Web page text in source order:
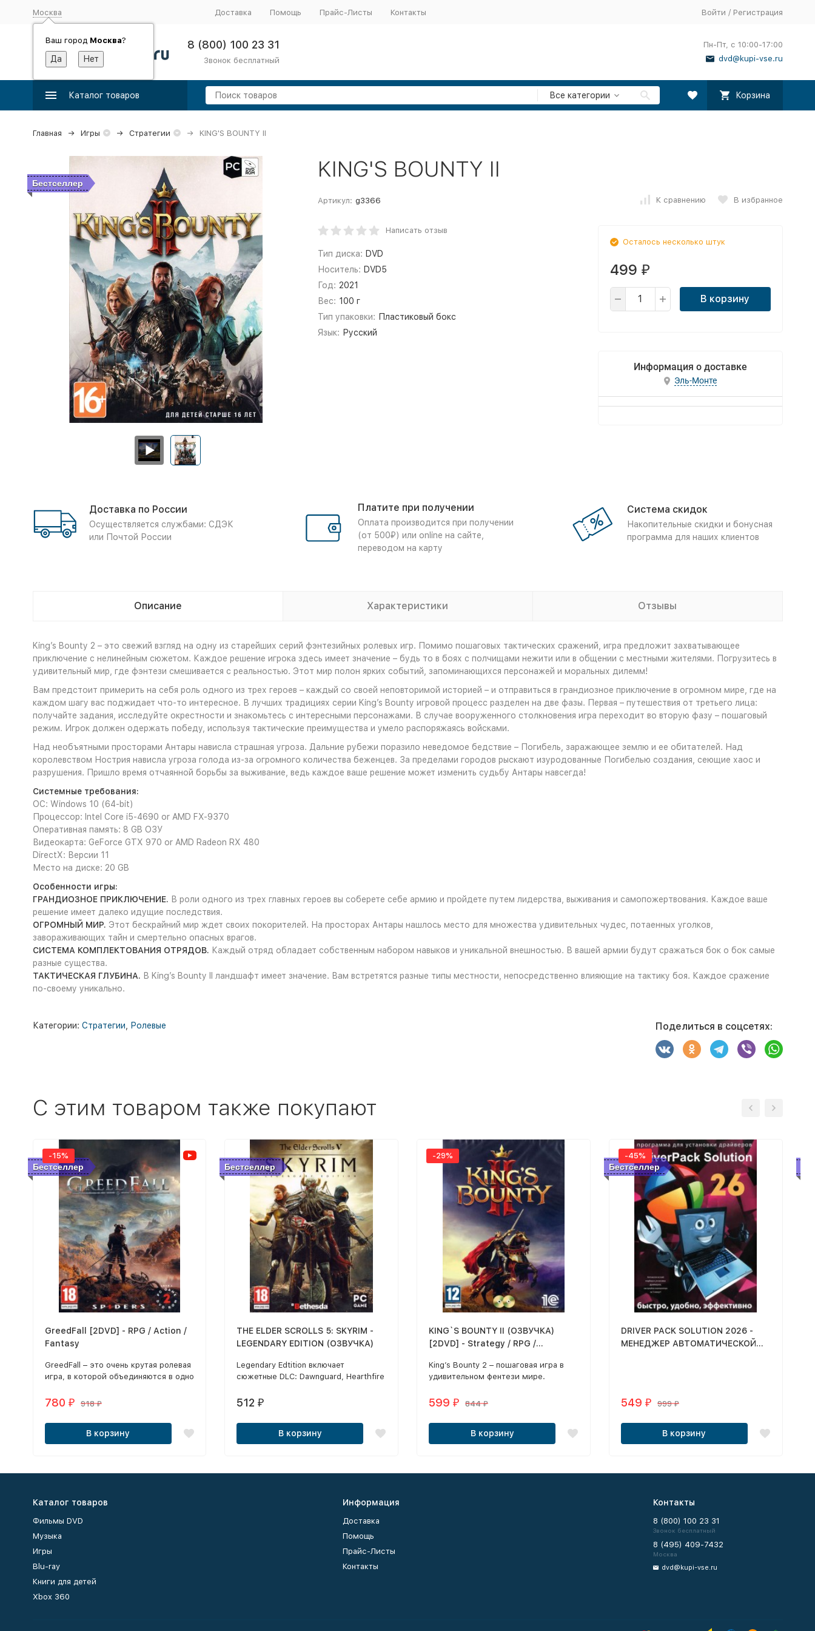
Москва
Ваш город Москва?
Доставка Помощь Прайс-Листы Контакты Войти / Регистрация
8 (800) 100 23 31
Звонок бесплатный
Пн-Пт, с 10:00-17:00
dvd@kupi-vse.ru
Каталог товаров Все категории Корзина
Главная Игры Стратегии KING'S BOUNTY II
Бестселлер
KING'S BOUNTY II
Артикул: g3366 К сравнению В избранное
Написать отзыв
Тип диска: DVD
Носитель: DVD5
Год: 2021
Вес: 100 г
Тип упаковки: Пластиковый бокс
Язык: Русский
Осталось несколько штук
499 ₽
В корзину
Информация о доставке
Эль-Монте
Доставка по России
Осуществляется службами: СДЭК
или Почтой России
Платите при получении
Оплата производится при получении
(от 500₽) или online на сайте,
переводом на карту
Система скидок
Накопительные скидки и бонусная
программа для наших клиентов
Описание Характеристики Отзывы
King’s Bounty 2 – это свежий взгляд на одну из старейших серий фэнтезийных ролевых игр. Помимо пошаговых тактических сражений, игра предложит захватывающее
приключение с нелинейным сюжетом. Каждое решение игрока здесь имеет значение – будь то в боях с полчищами нежити или в общении с местными жителями. Погрузитесь в
удивительный мир, где фэнтези смешивается с реальностью. Этот мир полон ярких событий, запоминающихся персонажей и моральных дилемм!
Вам предстоит примерить на себя роль одного из трех героев – каждый со своей неповторимой историей – и отправиться в грандиозное приключение в огромном мире, где на
каждом шагу вас поджидает что-то интересное. В лучших традициях серии King’s Bounty игровой процесс разделен на две фазы. Первая – путешествия от третьего лица:
получайте задания, исследуйте окрестности и знакомьтесь с интересными персонажами. В случае вооруженного столкновения игра переходит во вторую фазу – пошаговый
режим. Игрок должен одержать победу, используя тактические преимущества и умело распоряжаясь войсками.
Над необъятными просторами Антары нависла страшная угроза. Дальние рубежи поразило неведомое бедствие – Погибель, заражающее землю и ее обитателей. Над
королевством Нострия нависла угроза голода из-за огромного количества беженцев. За пределами городов рыскают изуродованные Погибелью создания, сеющие хаос и
разрушения. Пришло время отчаянной борьбы за выживание, ведь каждое ваше решение может изменить судьбу Антары навсегда!
Системные требования:
ОС: Windows 10 (64-bit)
Процессор: Intel Core i5-4690 or AMD FX-9370
Оперативная память: 8 GB ОЗУ
Видеокарта: GeForce GTX 970 or AMD Radeon RX 480
DirectX: Версии 11
Место на диске: 20 GB
Особенности игры:
ГРАНДИОЗНОЕ ПРИКЛЮЧЕНИЕ. В роли одного из трех главных героев вы соберете себе армию и пройдете путем лидерства, выживания и самопожертвования. Каждое ваше
решение имеет далеко идущие последствия.
ОГРОМНЫЙ МИР. Этот бескрайний мир ждет своих покорителей. На просторах Антары нашлось место для множества удивительных чудес, потаенных уголков,
завораживающих тайн и смертельно опасных врагов.
СИСТЕМА КОМПЛЕКТОВАНИЯ ОТРЯДОВ. Каждый отряд обладает собственным набором навыков и уникальной внешностью. В вашей армии будут сражаться бок о бок самые
разные существа.
ТАКТИЧЕСКАЯ ГЛУБИНА. В King’s Bounty II ландшафт имеет значение. Вам встретятся разные типы местности, непосредственно влияющие на тактику боя. Каждое сражение
по-своему уникально.
Категории: Стратегии Ролевые Поделиться в соцсетях:
C этим товаром также покупают
Бестселлер
-15%
GreedFall [2DVD] - RPG / Action /
Fantasy
​GreedFall – это очень крутая ролевая
игра, в которой объединяются в одно
приключения, и магия, и мистика, и
противниками, и многое другое…
780 ₽ 918₽
В корзину
Бестселлер
THE ELDER SCROLLS 5: SKYRIM -
LEGENDARY EDITION (ОЗВУЧКА)
Legendary Edtition включает
сюжетные DLC: Dawnguard, Hearthfire
512₽
В корзину
-29%
KING`S BOUNTY II (ОЗВУЧКА)
[2DVD] - Strategy / RPG /
King’s Bounty 2 – пошаговая игра в
удивительном фентези мире.
599 ₽ 844₽
В корзину
Бестселлер
-45%
DRIVER PACK SOLUTION 2026 -
МЕНЕДЖЕР АВТОМАТИЧЕСКОЙ
549 ₽ 999₽
В корзину
Каталог товаров
Фильмы DVD
Музыка
Игры
Blu-ray
Книги для детей
Xbox 360
Информация
Доставка
Помощь
Прайс-Листы
Контакты
Контакты
8 (800) 100 23 31
Звонок бесплатный
8 (495) 409-7432
Москва
dvd@kupi-vse.ru